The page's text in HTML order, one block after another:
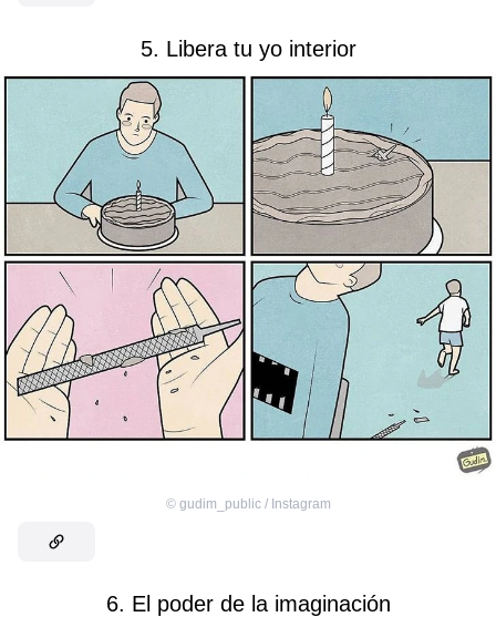
5. Libera tu yo interior
© gudim_public / Instagram
6. El poder de la imaginación